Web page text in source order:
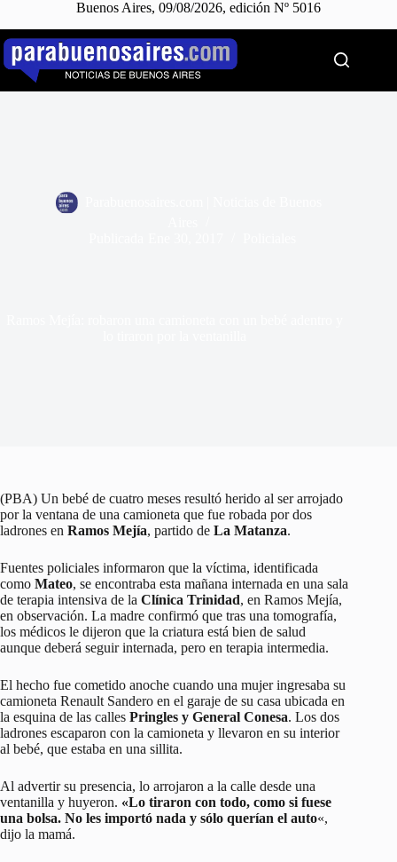
Buenos Aires, 09/08/2026, edición Nº 5016
Saltar
contenido
(PBA) Un bebé de cuatro meses resultó herido al ser arrojado
por la ventana de una camioneta que fue robada por dos
ladrones en Ramos Mejía, partido de La Matanza.
Fuentes policiales informaron que la víctima, identificada
como Mateo, se encontraba esta mañana internada en una sala
de terapia intensiva de la Clínica Trinidad, en Ramos Mejía,
en observación. La madre confirmó que tras una tomografía,
los médicos le dijeron que la criatura está bien de salud
aunque deberá seguir internada, pero en terapia intermedia.
El hecho fue cometido anoche cuando una mujer ingresaba su
camioneta Renault Sandero en el garaje de su casa ubicada en
la esquina de las calles Pringles y General Conesa. Los dos
ladrones escaparon con la camioneta y llevaron en su interior
al bebé, que estaba en una sillita.
Al advertir su presencia, lo arrojaron a la calle desde una
ventanilla y huyeron. «Lo tiraron con todo, como si fuese
una bolsa. No les importó nada y sólo querían el auto«,
dijo la mamá.